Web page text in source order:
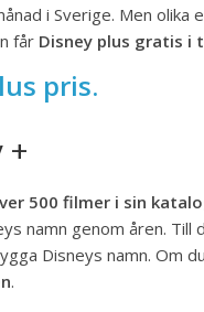
i Sverige. Men olika
får Disney plus gratis i
pris.
+
500 filmer i sin
namn genom åren. Till
Disneys namn. Om
.